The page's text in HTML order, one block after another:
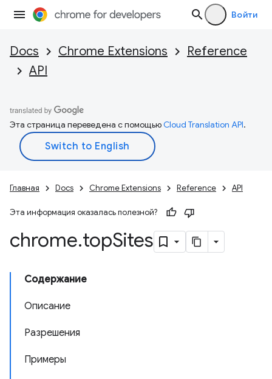
Войти
Docs Chrome Extensions
Reference
API
Эта страница переведена с помощьюCloud Translation API.
Главная Docs Chrome Extensions Reference API
Эта информация оказалась полезной?
chrome.topSites
Содержание
Описание
Разрешения
Примеры